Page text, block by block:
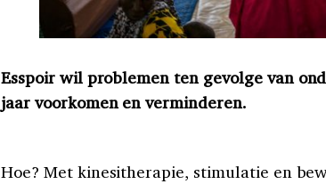
Esspoir wil problemen ten gevolge van
jaar voorkomen en verminderen.
Hoe? Met kinesitherapie, stimulatie en